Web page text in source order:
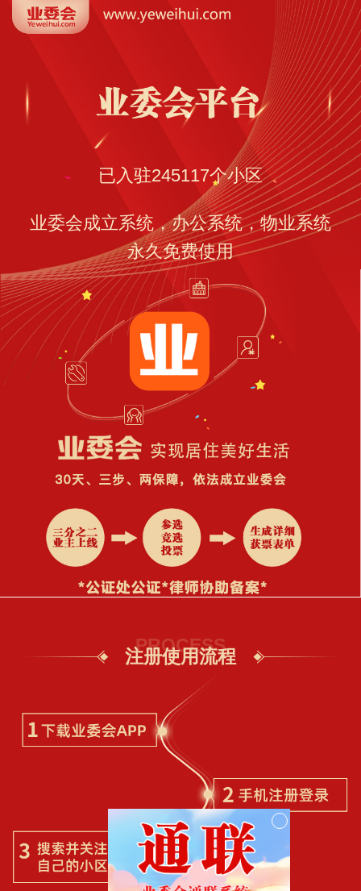
已入驻245117个小区
业委会成立系统，办公系统，物业系统
永久免费使用
PROCESS
注册使用流程